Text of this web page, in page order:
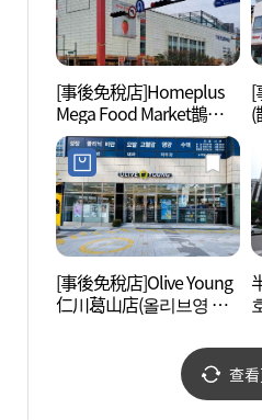
[事後免稅店]Homeplus
Mega Food Market鵲田
店(홈플러스 메가푸드마
켓 작전점)
[
(
[事後免稅店]Olive Young
仁川葛山店(올리브영 인
查